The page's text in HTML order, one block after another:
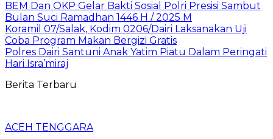
BEM Dan OKP Gelar Bakti Sosial Polri Presisi Sambut
Bulan Suci Ramadhan 1446 H / 2025 M
Koramil 07/Salak, Kodim 0206/Dairi Laksanakan Uji
Coba Program Makan Bergizi Gratis
Polres Dairi Santuni Anak Yatim Piatu Dalam Peringati
Hari Isra’miraj
Berita Terbaru
ACEH TENGGARA